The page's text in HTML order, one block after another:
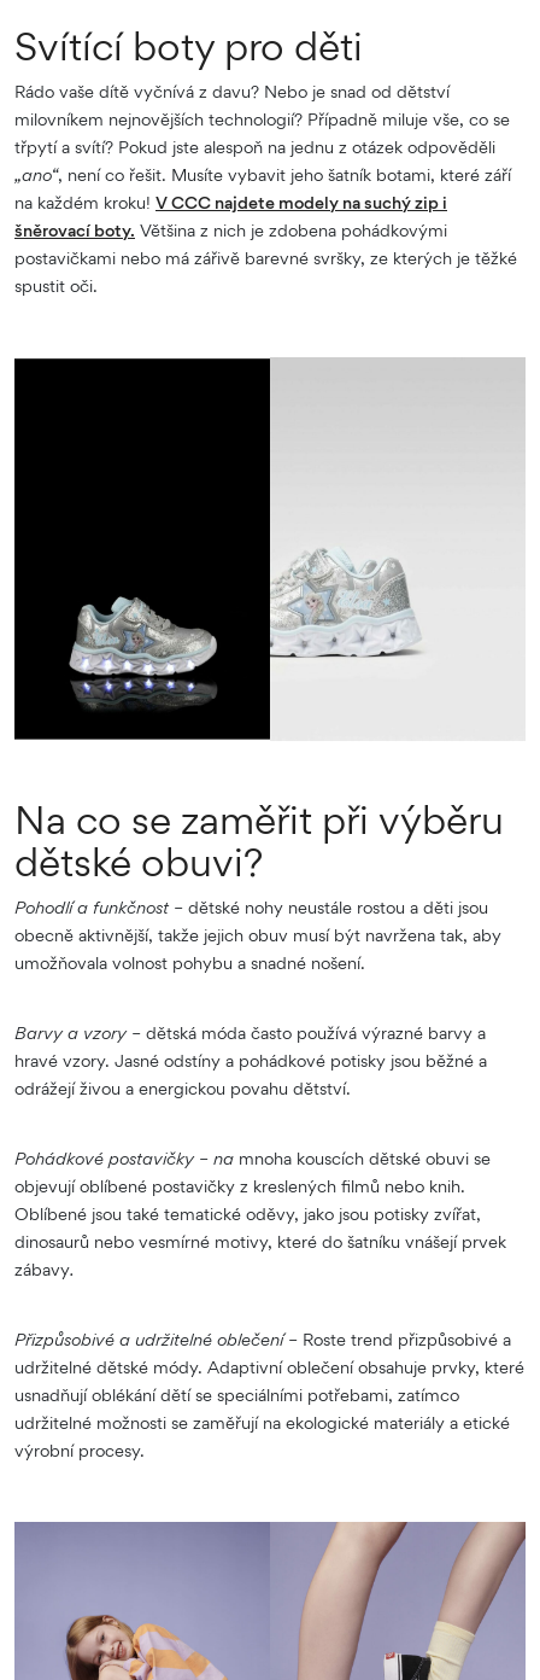
Svítící boty pro děti
Rádo vaše dítě vyčnívá z davu? Nebo je snad od dětství
milovníkem nejnovějších technologií? Případně miluje vše, co se
třpytí a svítí? Pokud jste alespoň na jednu z otázek odpověděli
„ano“, není co řešit. Musíte vybavit jeho šatník botami, které září
na každém kroku! V CCC najdete modely na suchý zip i
šněrovací boty. Většina z nich je zdobena pohádkovými
postavičkami nebo má zářivě barevné svršky, ze kterých je těžké
spustit oči.
Na co se zaměřit při výběru
dětské obuvi?
Pohodlí a funkčnost – dětské nohy neustále rostou a děti jsou
obecně aktivnější, takže jejich obuv musí být navržena tak, aby
umožňovala volnost pohybu a snadné nošení.
Barvy a vzory – dětská móda často používá výrazné barvy a
hravé vzory. Jasné odstíny a pohádkové potisky jsou běžné a
odrážejí živou a energickou povahu dětství.
Pohádkové postavičky – na mnoha kouscích dětské obuvi se
objevují oblíbené postavičky z kreslených filmů nebo knih.
Oblíbené jsou také tematické oděvy, jako jsou potisky zvířat,
dinosaurů nebo vesmírné motivy, které do šatníku vnášejí prvek
zábavy.
Přizpůsobivé a udržitelné oblečení – Roste trend přizpůsobivé a
udržitelné dětské módy. Adaptivní oblečení obsahuje prvky, které
usnadňují oblékání dětí se speciálními potřebami, zatímco
udržitelné možnosti se zaměřují na ekologické materiály a etické
výrobní procesy.